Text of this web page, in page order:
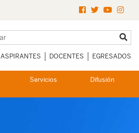
ASPIRANTES DOCENTES EGRESADOS
Servicios Difusión